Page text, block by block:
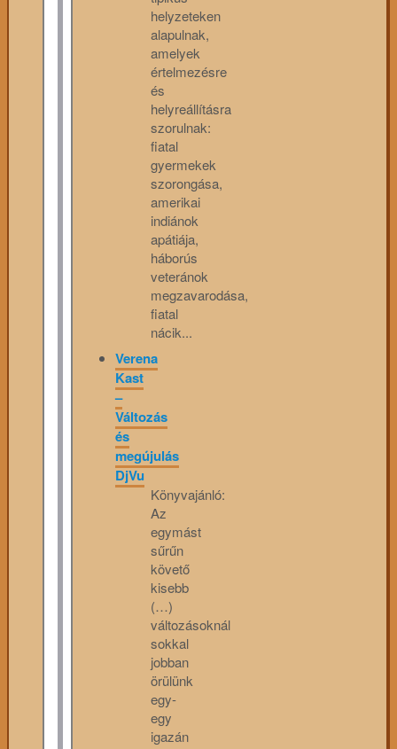
helyzeteken
alapulnak,
amelyek
értelmezésre
és
helyreállításra
szorulnak:
fiatal
gyermekek
szorongása,
amerikai
indiánok
apátiája,
háborús
veteránok
megzavarodása,
fiatal
nácik...
Verena
Kast
–
Változás
és
megújulás
DjVu
Könyvajánló:
Az
egymást
sűrűn
követő
kisebb
(…)
változásoknál
sokkal
jobban
örülünk
egy-
egy
igazán